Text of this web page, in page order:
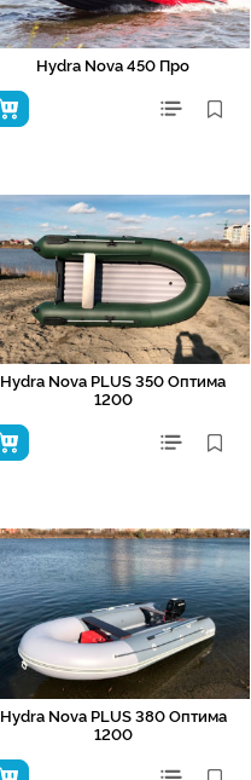
Hydra Nova 450 Про
Hydra Nova PLUS 350 Оптима
1200
Hydra Nova PLUS 380 Оптима
1200